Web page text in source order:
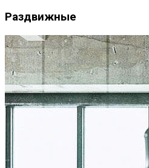
Раздвижные